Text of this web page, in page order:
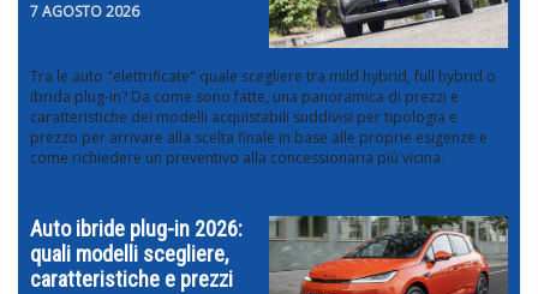
7 AGOSTO 2026
Tra le auto "elettrificate" quale scegliere tra mild hybrid, full hybrid o
ibrida plug-in? Da come sono fatte, una panoramica di prezzi e
caratteristiche dei modelli acquistabili suddivisi per tipologia e
prezzo per arrivare alla scelta finale in base alle proprie esigenze e
come richiedere un preventivo alla concessionaria più vicina.
Auto ibride plug-in 2026:
quali modelli scegliere,
caratteristiche e prezzi